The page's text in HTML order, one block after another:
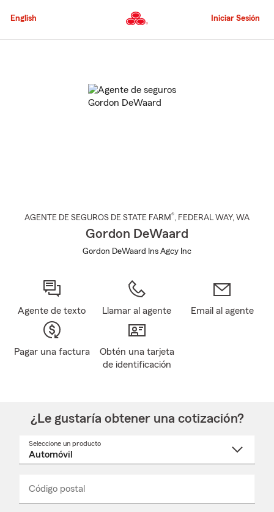
al
principal
English Iniciar Sesión
AGENTE DE SEGUROS DE STATE FARM®, FEDERAL WAY, WA
Gordon DeWaard
Gordon DeWaard Ins Agcy Inc
Agente de texto Llamar al agente Email al agente
Pagar una factura
Obtén una tarjeta
de identificación
¿Le gustaría obtener una cotización?
Seleccione un producto
desplegable
Código postal
_____